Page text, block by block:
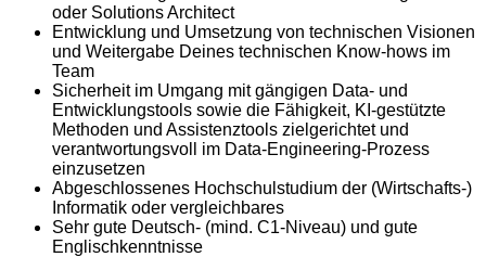
oder Solutions Architect
Entwicklung und Umsetzung von technischen Visionen
und Weitergabe Deines technischen Know-hows im
Team
Sicherheit im Umgang mit gängigen Data- und
Entwicklungstools sowie die Fähigkeit, KI-gestützte
Methoden und Assistenztools zielgerichtet und
verantwortungsvoll im Data-Engineering-Prozess
einzusetzen
Abgeschlossenes Hochschulstudium der (Wirtschafts-)
Informatik oder vergleichbares
Sehr gute Deutsch- (mind. C1-Niveau) und gute
Englischkenntnisse